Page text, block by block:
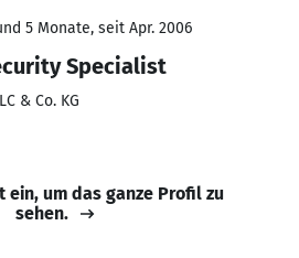
5 Monate, seit Apr. 2006
Specialist
& Co. KG
ein, um das ganze Profil zu
sehen.